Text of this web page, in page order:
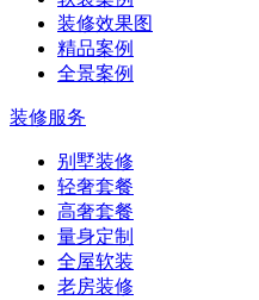
装修效果图
精品案例
全景案例
装修服务
别墅装修
轻奢套餐
高奢套餐
量身定制
全屋软装
老房装修